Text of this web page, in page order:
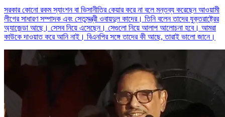
সরকার কোনো রকম স্যাংশন বা ভিসানীতির কেয়ার করে না বলে মন্তব্য করেছেন আওয়ামী
লীগের সাধারণ সম্পাদক এবং সেতুমন্ত্রী ওবায়দুল কাদের। তিনি বলেন তাদের যুক্তরাষ্ট্রের
অ্যাজেন্ডা আছে। সেসব নিয়ে এসেছেন। সেগুলো নিয়ে আলাপ আলোচনা হবে। আমরা
কাউকে দাওয়াত করে আনি নাই। বিএনপির সঙ্গে তাদের কী আছে, তারাই ভালো জানে।